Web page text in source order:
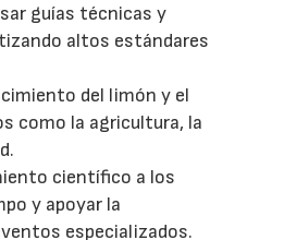
guías técnicas y
altos estándares
del limón y el
como la agricultura, la
científico a los
y apoyar la
especializados.